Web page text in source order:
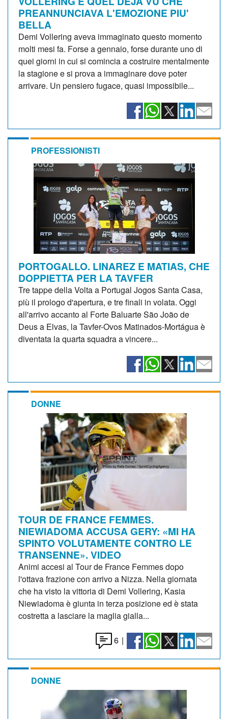
PREANNUNCIAVA L'EMOZIONE PIU'
BELLA
Demi Vollering aveva immaginato questo momento
molti mesi fa. Forse a gennaio, forse durante uno di
quei giorni in cui si comincia a costruire mentalmente
la stagione e si prova a immaginare dove poter
arrivare. Un pensiero fugace, quasi impossibile...
PROFESSIONISTI
PORTOGALLO. LINAREZ E MATIAS, CHE
DOPPIETTA PER LA TAVFER
Tre tappe della Volta a Portugal Jogos Santa Casa,
più il prologo d'apertura, e tre finali in volata. Oggi
all'arrivo accanto al Forte Baluarte São João de
Deus a Elvas, la Tavfer-Ovos Matinados-Mortágua è
diventata la quarta squadra a vincere...
DONNE
TOUR DE FRANCE FEMMES.
NIEWIADOMA ACCUSA GERY: «MI HA
SPINTO VOLUTAMENTE CONTRO LE
TRANSENNE». VIDEO
Animi accesi al Tour de France Femmes dopo
l'ottava frazione con arrivo a Nizza. Nella giornata
che ha visto la vittoria di Demi Vollering, Kasia
Niewiadoma è giunta in terza posizione ed è stata
costretta a lasciare la maglia gialla...
6 |
DONNE